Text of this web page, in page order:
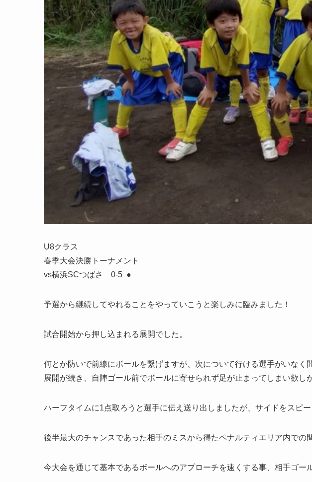
U8クラス
春季大会決勝トーナメント
vs横浜SCつばさ 0-5 ●
予選から継続してやれることをやっていこうと楽しみに臨みました！
試合開始から押し込まれる展開でした。
何とか防いで前線にボールを繋げますが、次について行ける選手がいな
展開が続き、自陣ゴール前でボールに寄せられず足が止まってしまい欲し
ハーフタイムに1点取ろうと選手に伝え送り出しましたが、サイドをスピ
後半最大のチャンスであった相手のミスから得たペナルティエリア内で
今大会を通じて基本であるボールへのアプローチを速くする事、相手ゴ